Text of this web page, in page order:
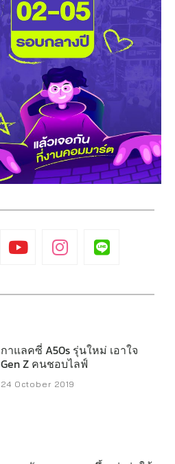
กาแลคซี่ A50s รุ่นใหม่ เอาใจ
Gen Z คนชอบไลฟ์
24 October 2019